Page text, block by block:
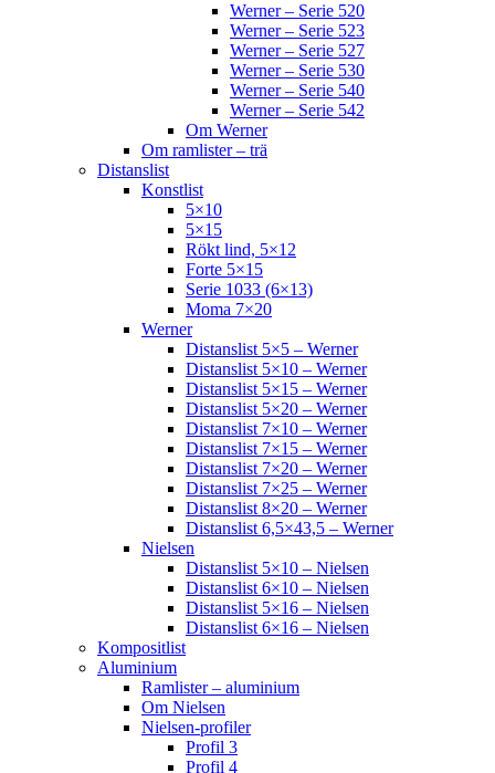
Werner – Serie 520
Werner – Serie 523
Werner – Serie 527
Werner – Serie 530
Werner – Serie 540
Werner – Serie 542
Om Werner
Om ramlister – trä
Distanslist
Konstlist
5×10
5×15
Rökt lind, 5×12
Forte 5×15
Serie 1033 (6×13)
Moma 7×20
Werner
Distanslist 5×5 – Werner
Distanslist 5×10 – Werner
Distanslist 5×15 – Werner
Distanslist 5×20 – Werner
Distanslist 7×10 – Werner
Distanslist 7×15 – Werner
Distanslist 7×20 – Werner
Distanslist 7×25 – Werner
Distanslist 8×20 – Werner
Distanslist 6,5×43,5 – Werner
Nielsen
Distanslist 5×10 – Nielsen
Distanslist 6×10 – Nielsen
Distanslist 5×16 – Nielsen
Distanslist 6×16 – Nielsen
Kompositlist
Aluminium
Ramlister – aluminium
Om Nielsen
Nielsen-profiler
Profil 3
Profil 4